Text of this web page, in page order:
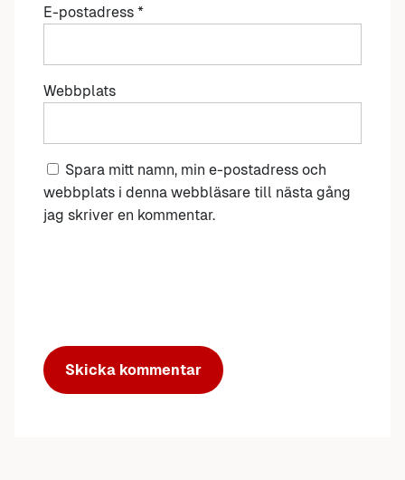
E-postadress *
Webbplats
Spara mitt namn, min e-postadress och
webbplats i denna webbläsare till nästa gång
jag skriver en kommentar.